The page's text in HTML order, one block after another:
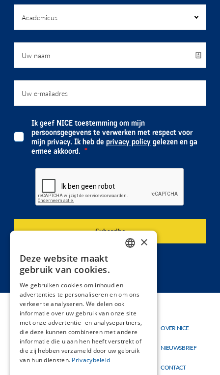
Ik geef NICE toestemming om mijn
persoonsgegevens te verwerken met respect voor
mijn privacy. Ik heb de privacy policy gelezen en ga
ermee akkoord.
Hoofdnavigatie
Thema's
Materialen
Nieuw
Topmenu
OVER NICE
NIEUWSBRIEF
CONTACT
×
Deze website maakt
gebruik van cookies.
We gebruiken cookies om inhoud en
advertenties te personaliseren en om ons
verkeer te analyseren. We delen ook
informatie over uw gebruik van onze site
met onze advertentie- en analysepartners,
die deze kunnen combineren met andere
informatie die u aan hen heeft verstrekt of
die zij hebben verzameld door uw gebruik
van hun diensten. Privacybeleid